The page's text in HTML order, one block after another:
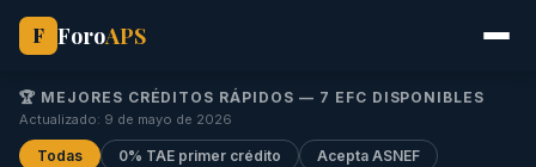
F ForoAPS
🏆 MEJORES CRÉDITOS RÁPIDOS — 7 EFC DISPONIBLES
Actualizado: 9 de mayo de 2026
Todas 0% TAE primer crédito Acepta ASNEF